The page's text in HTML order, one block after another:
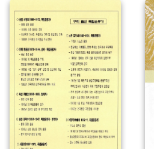
유형 :
발행 :
생산 :